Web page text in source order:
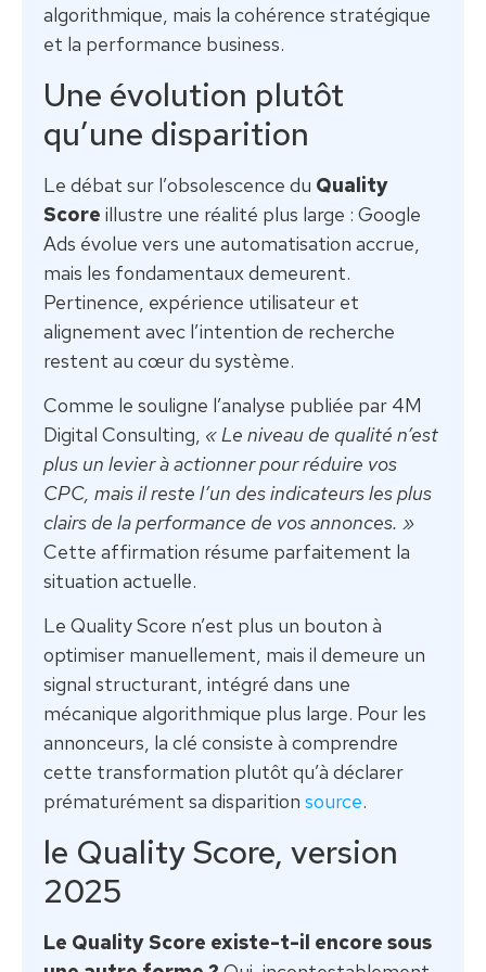
algorithmique, mais la cohérence stratégique
et la performance business.
Une évolution plutôt
qu’une disparition
Le débat sur l’obsolescence du Quality
Score illustre une réalité plus large : Google
Ads évolue vers une automatisation accrue,
mais les fondamentaux demeurent.
Pertinence, expérience utilisateur et
alignement avec l’intention de recherche
restent au cœur du système.
Comme le souligne l’analyse publiée par 4M
Digital Consulting, « Le niveau de qualité n’est
plus un levier à actionner pour réduire vos
CPC, mais il reste l’un des indicateurs les plus
clairs de la performance de vos annonces. »
Cette affirmation résume parfaitement la
situation actuelle.
Le Quality Score n’est plus un bouton à
optimiser manuellement, mais il demeure un
signal structurant, intégré dans une
mécanique algorithmique plus large. Pour les
annonceurs, la clé consiste à comprendre
cette transformation plutôt qu’à déclarer
prématurément sa disparition source.
le Quality Score, version
2025
Le Quality Score existe-t-il encore sous